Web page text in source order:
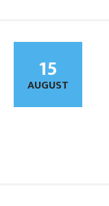
15
AUGUST